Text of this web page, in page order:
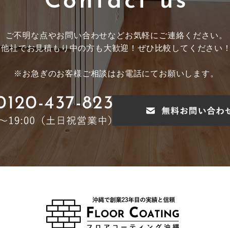
ご不明な点やお問い合わせなどお気軽にご連絡ください。
他社でお見積もり中の方も大歓迎！ ぜひ比較してください
※お急ぎのお客様ご相談はお電話にてお願いします。